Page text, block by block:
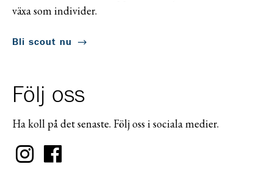
växa som individer.
Bli scout nu
Följ oss
Ha koll på det senaste. Följ oss i sociala medier.